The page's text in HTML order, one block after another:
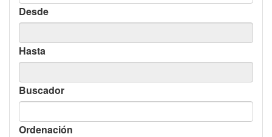
Desde
Hasta
Buscador
Ordenación